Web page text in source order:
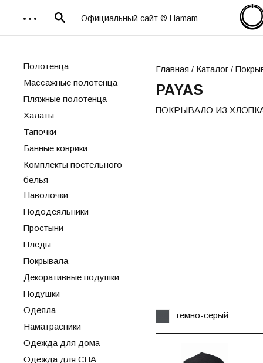
Официальный сайт ® Hamam
Полотенца
Массажные полотенца
Пляжные полотенца
Халаты
Тапочки
Банные коврики
Комплекты постельного
белья
Наволочки
Пододеяльники
Простыни
Пледы
Покрывала
Декоративные подушки
Подушки
Одеяла
Наматрасники
Одежда для дома
Одежда для СПА
Главная / Каталог /
PAYAS
ПОКРЫВАЛО ИЗ
темно-серый